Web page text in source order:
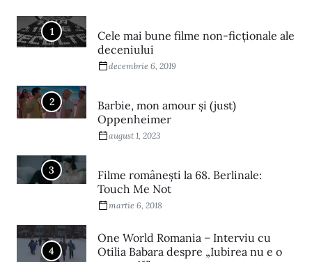
1
Cele mai bune filme non-ficționale ale
deceniului
decembrie 6, 2019
2
Barbie, mon amour și (just)
Oppenheimer
august 1, 2023
3
Filme româneşti la 68. Berlinale:
Touch Me Not
martie 6, 2018
4
One World Romania – Interviu cu
Otilia Babara despre „Iubirea nu e o